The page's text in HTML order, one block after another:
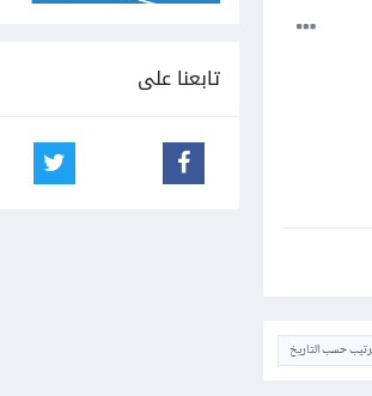
حسب التاريخ
تابعنا على